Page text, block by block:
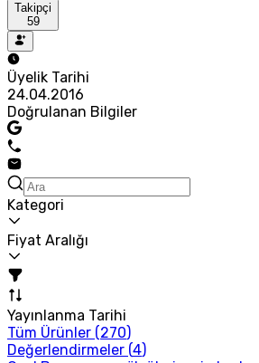
Takipçi
59
Üyelik Tarihi
24.04.2016
Doğrulanan Bilgiler
Kategori
Fiyat Aralığı
Yayınlanma Tarihi
Tüm Ürünler (270)
Değerlendirmeler (4)